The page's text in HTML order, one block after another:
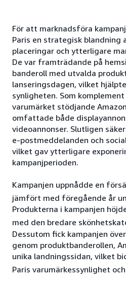
För att marknadsföra
Paris en strategisk blandning
placeringar och ytterligare
De var framträdande på
banderoll med utvalda
lanseringsdagen, vilket
synligheten. Som
varumärket stödjande
omfattade både
videoannonser. Slutligen
e-postmeddelanden och
vilket gav ytterligare
kampanjperioden.
Kampanjen uppnådde en
jämfört med föregående år
Produkterna i kampanjen
med den bredare
Dessutom fick kampanjen
genom produktbanderollen,
unika landningssidan, vilket
Paris varumärkessynlighet